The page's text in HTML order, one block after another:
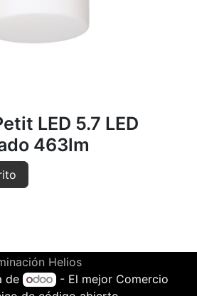
LED 5.7 LED
463lm
Helios
de
- El mejor Comercio